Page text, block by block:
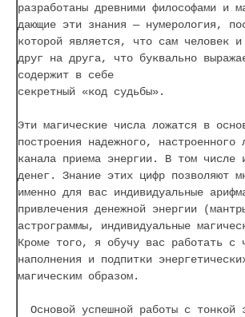
разработаны древними философами и
дающие эти знания — нумерология,
которой является, что сам человек
друг на друга, что буквально
содержит в себе
секретный «код судьбы».
Эти магические числа ложатся в
построения надежного, настроенного
канала приема энергии. В том числе
денег. Знание этих цифр позволяют
именно для вас индивидуальные
привлечения денежной энергии
астрограммы, индивидуальные
Кроме того, я обучу вас работать с
наполнения и подпитки
магическим образом.
Основой успешной работы с тонкой